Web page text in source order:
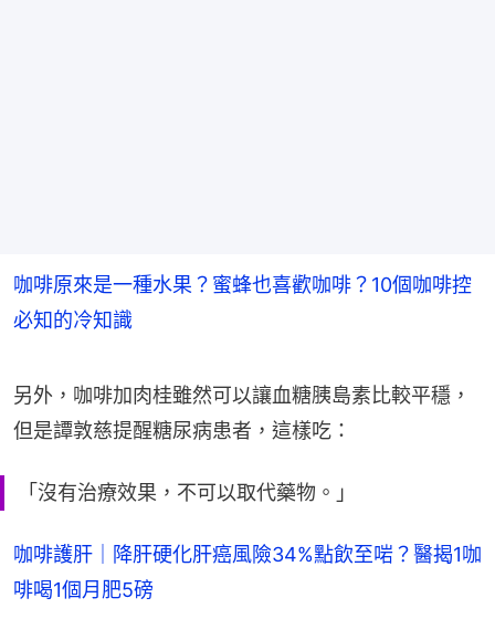
咖啡原來是一種水果？蜜蜂也喜歡咖啡？10個咖啡控
必知的冷知識
另外，咖啡加肉桂雖然可以讓血糖胰島素比較平穩，
但是譚敦慈提醒糖尿病患者，這樣吃：
「沒有治療效果，不可以取代藥物。」
咖啡護肝｜降肝硬化肝癌風險34%點飲至啱？醫揭1咖
啡喝1個月肥5磅